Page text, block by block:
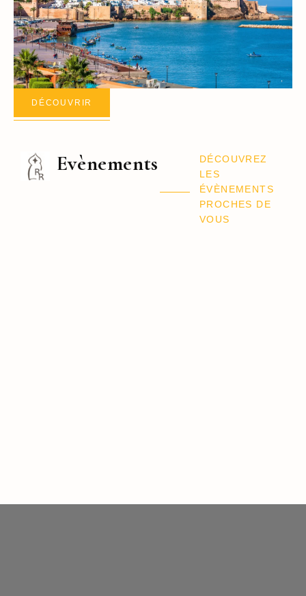
DÉCOUVRIR
Evènements
DÉCOUVREZ
LES
ÉVÈNEMENTS
PROCHES DE
VOUS